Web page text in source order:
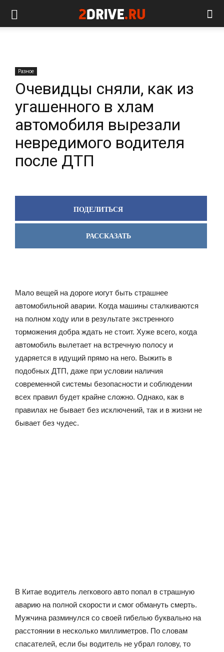
Разное
Очевидцы сняли, как из
угашенного в хлам
автомобиля вырезали
невредимого водителя
после ДТП
ПОДЕЛИТЬСЯ
РАССКАЗАТЬ
Мало вещей на дороге иогут быть страшнее
автомобильной аварии. Когда машины сталкиваются
на полном ходу или в результате экстренного
торможения добра ждать не стоит. Хуже всего, когда
автомобиль вылетает на встречную полосу и
ударяется в идущий прямо на него. Выжить в
подобных ДТП, даже при условии наличия
современной системы безопасности и соблюдении
всех правил будет крайне сложно. Однако, как в
правилах не бывает без исключений, так и в жизни не
бывает без чудес.
В Китае водитель легкового авто попал в страшную
аварию на полной скорости и смог обмануть смерть.
Мужчина разминулся со своей гибелью буквально на
расстоянии в несколько миллиметров. По словам
спасателей, если бы водитель не убрал голову, то